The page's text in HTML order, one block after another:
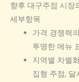
향후 대구주점 시장
세부항목
가격 경쟁력
투명한 메뉴
지역별 차별
집형 주점,